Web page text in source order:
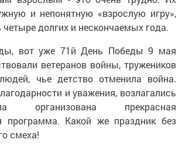
и непонятную «взрослую игру»,
четыре долгих и нескончаемых года.
вот уже 71й День Победы 9 мая
ветеранов войны, тружеников
чье детство отменила война.
и уважения, возлагались
организована прекрасная
программа. Какой же праздник без
смеха!